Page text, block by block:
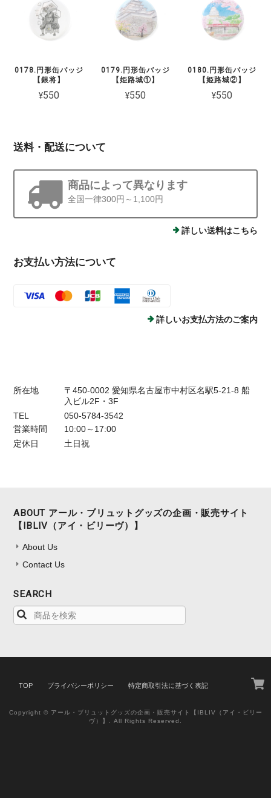
0178.円形缶バッジ
【銀将】
¥550
0179.円形缶バッジ
【姫路城①】
¥550
0180.円形缶バッジ
【姫路城②】
¥550
送料・配送について
商品によって異なります
全国一律300円～1,100円
詳しい送料はこちら
お支払い方法について
詳しいお支払方法のご案内
所在地
〒450-0002 愛知県名古屋市中村区名駅5-21-8 船
入ビル2F・3F
TEL
050-5784-3542
営業時間
10:00～17:00
定休日
土日祝
ABOUT アール・ブリュットグッズの企画・販売サイト
【IBLIV（アイ・ビリーヴ）】
About Us
Contact Us
SEARCH
TOP プライバシーポリシー 特定商取引法に基づく表記
Copyright © アール・ブリュットグッズの企画・販売サイト【IBLIV（アイ・ビリー
ヴ）】. All Rights Reserved.